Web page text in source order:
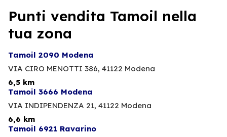
Punti vendita Tamoil nella
tua zona
Tamoil 2090 Modena
VIA CIRO MENOTTI 386, 41122 Modena
6,5 km
Tamoil 3666 Modena
VIA INDIPENDENZA 21, 41122 Modena
6,6 km
Tamoil 6921 Ravarino